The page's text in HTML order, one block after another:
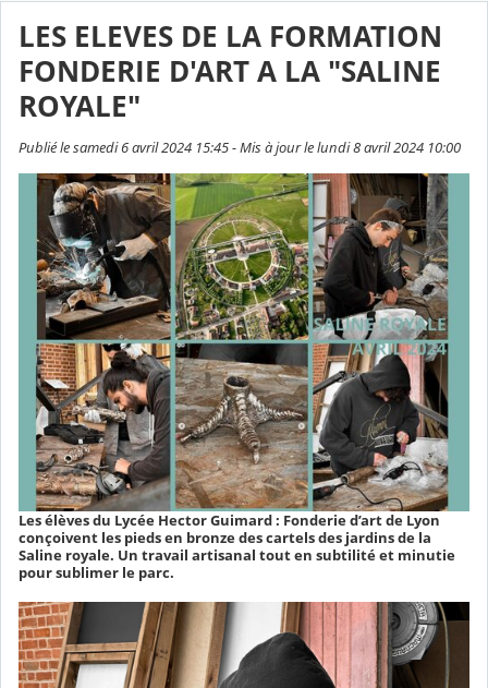
LES ELEVES DE LA FORMATION
FONDERIE D'ART A LA "SALINE
ROYALE"
Publié le samedi 6 avril 2024 15:45 - Mis à jour le lundi 8 avril 2024 10:00
Les élèves du Lycée Hector Guimard : Fonderie d’art de Lyon
conçoivent les pieds en bronze des cartels des jardins de la
Saline royale. Un travail artisanal tout en subtilité et minutie
pour sublimer le parc.